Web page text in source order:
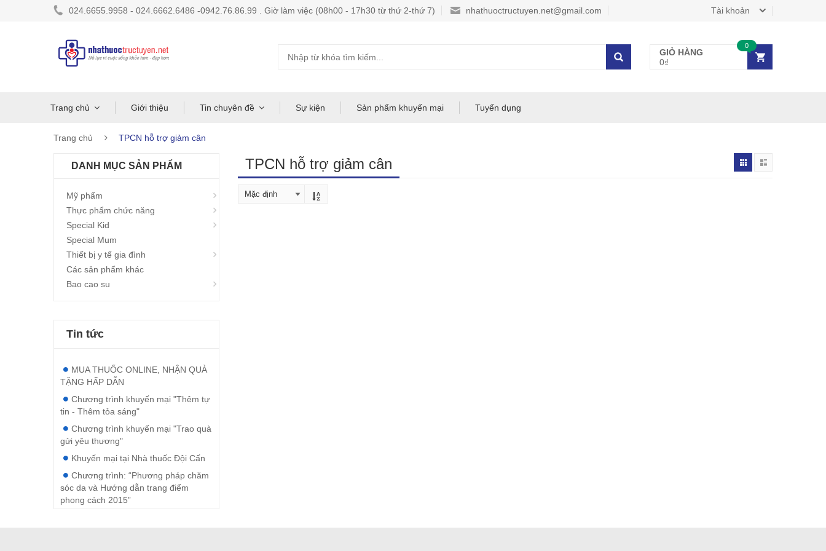
024.6655.9958 - 024.6662.6486 -0942.76.86.99 . Giờ làm việc (08h00 - 17h30 từ thứ 2-thứ 7) nhathuoctructuyen.net@gmail.com Tài khoản
GIỎ HÀNG
0₫
0
Trang chủ Giới thiệu Tin chuyên đề Sự kiện Sản phẩm khuyến mại Tuyển dụng
Trang chủ TPCN hỗ trợ giảm cân
DANH MỤC SẢN PHẨM
Mỹ phẩm
Thực phẩm chức năng
Special Kid
Special Mum
Thiết bị y tế gia đình
Các sản phẩm khác
Bao cao su
Tin tức
MUA THUỐC ONLINE, NHẬN QUÀ
TẶNG HẤP DẪN
Chương trình khuyến mại "Thêm tự
tin - Thêm tỏa sáng"
Chương trình khuyến mại "Trao quà
gửi yêu thương"
Khuyến mại tại Nhà thuốc Đội Cấn
Chương trình: “Phương pháp chăm
sóc da và Hướng dẫn trang điểm
phong cách 2015”
TPCN hỗ trợ giảm cân